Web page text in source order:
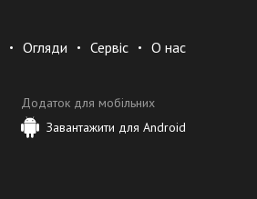
Огляди Сервіс О нас
Додаток для мобільних
Завантажити для Android